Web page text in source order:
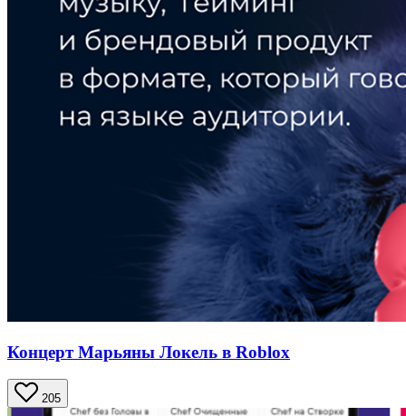
Концерт Марьяны Локель в Roblox
205